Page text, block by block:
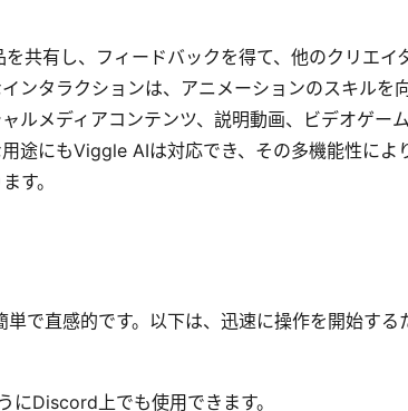
共有し、フィードバックを得て、他のクリエイ
ンタラクションは、アニメーションのスキルを
ルメディアコンテンツ、説明動画、ビデオゲー
途にもViggle AIは対応でき、その多機能性によ
す。
で直感的です。以下は、迅速に操作を開始する
にDiscord上でも使用できます。